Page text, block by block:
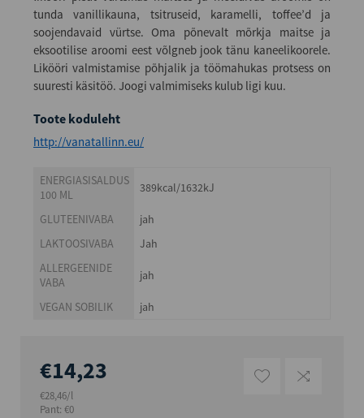
tunda vanillikauna, tsitruseid, karamelli, toffee’d ja
soojendavaid vürtse. Oma põnevalt mõrkja maitse ja
eksootilise aroomi eest võlgneb jook tänu kaneelikoorele.
Likööri valmistamise põhjalik ja töömahukas protsess on
suuresti käsitöö. Joogi valmimiseks kulub ligi kuu.
Toote koduleht
http://vanatallinn.eu/
ENERGIASISALDUS
100 ML
389kcal/1632kJ
GLUTEENIVABA
jah
LAKTOOSIVABA
Jah
ALLERGEENIDE
VABA
jah
VEGAN SOBILIK jah
€14,23
€28,46/l
Pant: €0